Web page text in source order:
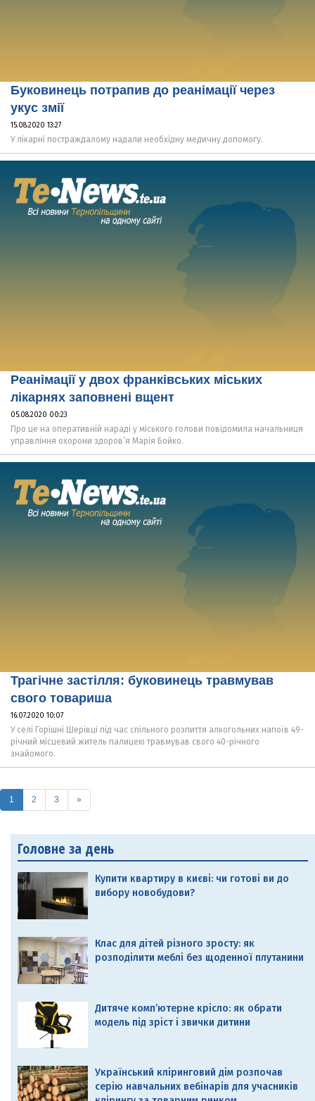
Буковинець потрапив до реанімації через
укус змії
15.08.2020 13:27
У лікарні постраждалому надали необхідну медичну допомогу.
Реанімації у двох франківських міських
лікарнях заповнені вщент
05.08.2020 00:23
Про це на оперативній нараді у міського голови повідомила начальниця
управління охорони здоров’я Марія Бойко.
Трагічне застілля: буковинець травмував
свого товариша
16.07.2020 10:07
У селі Горішні Шерівці під час спільного розпиття алкогольних напоїв 49-
річний місцевий житель палицею травмував свого 40-річного
знайомого.
1 (current)
2 3 »
Головне за день
Купити квартиру в києві: чи готові ви до
вибору новобудови?
Клас для дітей різного зросту: як
розподілити меблі без щоденної плутанини
Дитяче комп’ютерне крісло: як обрати
модель під зріст і звички дитини
Український кліринговий дім розпочав
серію навчальних вебінарів для учасників